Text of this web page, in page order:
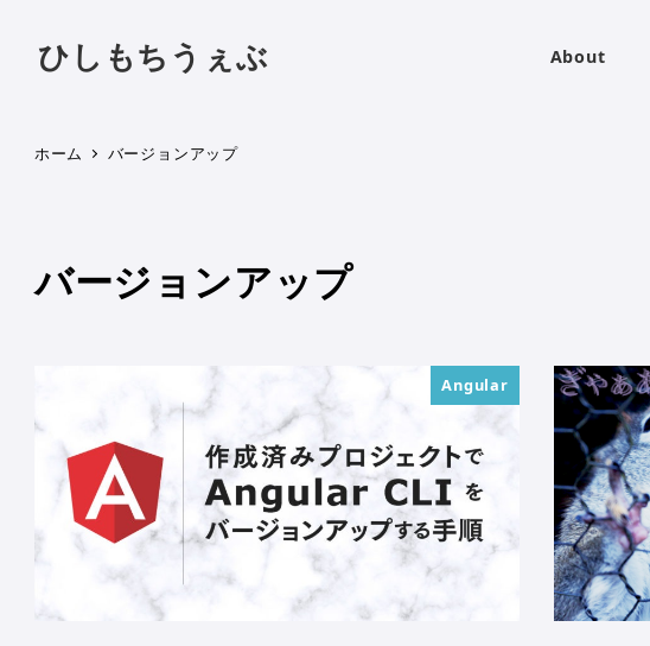
ひしもちうぇぶ About
ホーム バージョンアップ
バージョンアップ
Angular